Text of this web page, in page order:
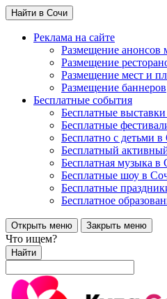
Найти в Сочи
Реклама на сайте
Размещение анонсов
Размещение
Размещение мест и
Размещение баннеров
Бесплатные события
Бесплатные
Бесплатные
Бесплатно с детьми
Бесплатный
Бесплатная музыка в
Бесплатные шоу в
Бесплатные
Бесплатное
Открыть меню Закрыть меню
Что ищем?
Найти